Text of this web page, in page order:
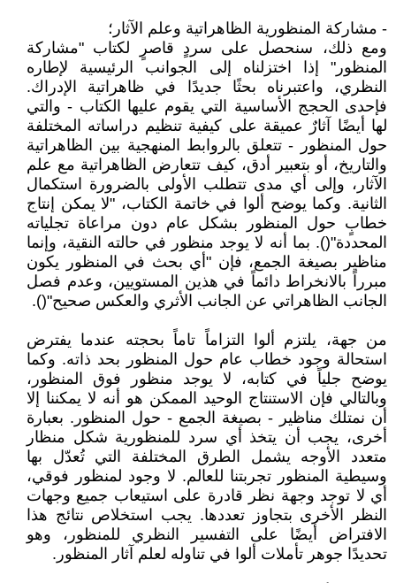
- مشاركة المنظورية الظاهراتية وعلم الآثار؛
ومع ذلك، سنحصل على سردٍ قاصرٍ لكتاب "مشاركة
المنظور" إذا اختزلناه إلى الجوانب الرئيسية لإطاره
النظري، واعتبرناه بحثًا جديدًا في ظاهراتية الإدراك.
فإحدى الحجج الأساسية التي يقوم عليها الكتاب - والتي
لها أيضًا آثارٌ عميقة على كيفية تنظيم دراساته المختلفة
حول المنظور - تتعلق بالروابط المنهجية بين الظاهراتية
والتاريخ، أو بتعبير أدق، كيف تتعارض الظاهراتية مع علم
الآثار، وإلى أي مدى تتطلب الأولى بالضرورة استكمال
الثانية. وكما يوضح ألوا في خاتمة الكتاب، "لا يمكن إنتاج
خطابٍ حول المنظور بشكل عام دون مراعاة تجلياته
المحددة"(). بما أنه لا يوجد منظور في حالته النقية، وإنما
مناظير بصيغة الجمع، فإن "أي بحث في المنظور يكون
مبرراً بالانخراط دائماً في هذين المستويين، وعدم فصل
الجانب الظاهراتي عن الجانب الأثري والعكس صحيح"().
من جهة، يلتزم ألوا التزاماً تاماً بحجته عندما يفترض
استحالة وجود خطاب عام حول المنظور بحد ذاته. وكما
يوضح جلياً في كتابه، لا يوجد منظور فوق المنظور،
وبالتالي فإن الاستنتاج الوحيد الممكن هو أنه لا يمكننا إلا
أن نمتلك مناظير - بصيغة الجمع - حول المنظور. بعبارة
أخرى، يجب أن يتخذ أي سرد للمنظورية شكل منظار
متعدد الأوجه يشمل الطرق المختلفة التي تُعدّل بها
وسيطية المنظور تجربتنا للعالم. لا وجود لمنظور فوقي،
أي لا توجد وجهة نظر قادرة على استيعاب جميع وجهات
النظر الأخرى بتجاوز تعددها. يجب استخلاص نتائج هذا
الافتراض أيضًا على التفسير النظري للمنظور، وهو
تحديدًا جوهر تأملات ألوا في تناوله لعلم آثار المنظور.